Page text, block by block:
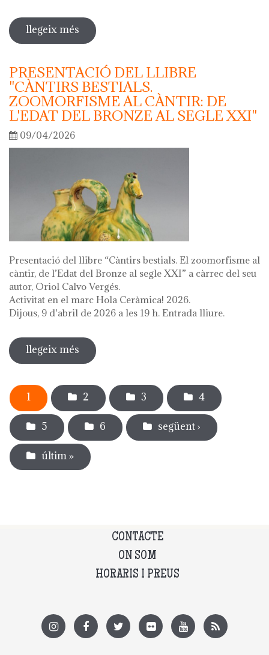
llegeix més sobre hola ceràmica! 2026
PRESENTACIÓ DEL LLIBRE
"CÀNTIRS BESTIALS.
ZOOMORFISME AL CÀNTIR: DE
L'EDAT DEL BRONZE AL SEGLE XXI"
09/04/2026
Presentació del llibre “Càntirs bestials. El zoomorfisme al
càntir, de l’Edat del Bronze al segle XXI” a càrrec del seu
autor, Oriol Calvo Vergés.
Activitat en el marc Hola Ceràmica! 2026.
Dijous, 9 d'abril de 2026 a les 19 h. Entrada lliure.
llegeix més sobre presentació del llibre "càntirs
bestials. zoomorfisme al càntir: de
Pàgines
1 2 3 4
5 6 següent ›
últim »
CONTACTE
ON SOM
HORARIS I PREUS